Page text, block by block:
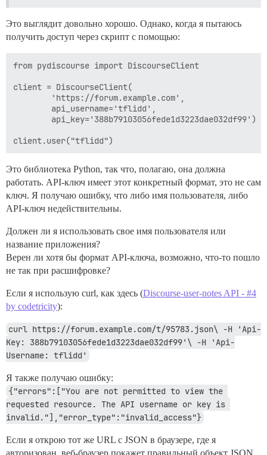
Это выглядит довольно хорошо. Однако, когда я пытаюсь
получить доступ через скрипт с помощью:
from pydiscourse import DiscourseClient
client = DiscourseClient(
        'https://forum.example.com',
        api_username='tflidd',
        api_key='388b79103056fede1d3223dae032df99')
Это библиотека Python, так что, полагаю, она должна
работать. API-ключ имеет этот конкретный формат, это не сам
ключ. Я получаю ошибку, что либо имя пользователя, либо
API-ключ недействительны.
Должен ли я использовать свое имя пользователя или
название приложения?
Верен ли хотя бы формат API-ключа, возможно, что-то пошло
не так при расшифровке?
Если я использую curl, как здесь (Discourse-user-notes API - #4
by codetricity):
curl https://forum.example.com/t/95783.json\ -H 'Api-
Key: 388b79103056fede1d3223dae032df99'\ -H 'Api-
Username: tflidd'
Я также получаю ошибку:
{"errors":["You are not permitted to view the
requested resource. The API username or key is
invalid."],"error_type":"invalid_access"}
Если я открою тот же URL с JSON в браузере, где я